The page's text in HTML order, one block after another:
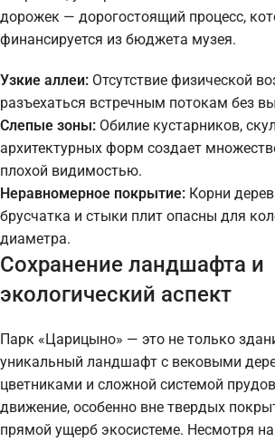
дорожек — дорогостоящий процесс,
финансируется из бюджета музея.
Узкие аллеи: Отсутствие физической
разъехаться встречным потокам без
Слепые зоны: Обилие кустарников,
архитектурных форм создает
плохой видимостью.
Неравномерное покрытие: Корни
брусчатка и стыки плит опасны для
диаметра.
Сохранение ландшафта и
экологический аспект
Парк «Царицыно» — это не только
уникальный ландшафт с вековыми
цветниками и сложной системой
движение, особенно вне твердых
прямой ущерб экосистеме. Несмотря